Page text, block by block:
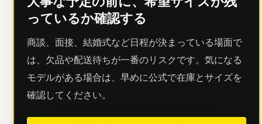
っているか確認する
商談、面接、結婚式など日程が決まっている場面で
は、欠品や配送待ちが一番のリスクです。気になる
モデルがある場合は、早めに公式で在庫とサイズを
確認してください。